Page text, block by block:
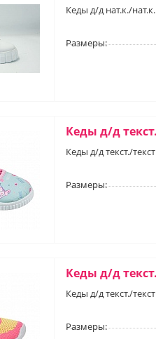
Кеды д/д нат.к./
Размеры:
Кеды д/д
Кеды д/д текст./
Размеры:
Кеды д/д
Кеды д/д текст./
Размеры: